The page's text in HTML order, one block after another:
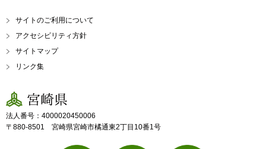
サイトのご利用について
アクセシビリティ方針
サイトマップ
リンク集
宮崎県
法人番号：4000020450006
〒880-8501 宮崎県宮崎市橘通東2丁目10番1号